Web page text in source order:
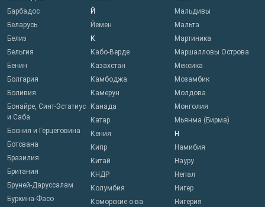
Барбадос
Беларусь
Белиз
Бельгия
Бенин
Болгария
Боливия
Бонайре, Синт-Эстатиус
и Саба
Босния и Герцеговина
Ботсвана
Бразилия
Британия
Бруней-Даруссалам
Буркина-Фасо
Й
Йемен
К
Кабо-Верде
Казахстан
Камбоджа
Камерун
Канада
Катар
Кения
Кипр
Китай
КНДР
Колумбия
Коморские о-ва
Мальдивы
Мальта
Мартиника
Маршалловы Острова
Мексика
Мозамбик
Молдова
Монголия
Мьянма (Бирма)
Н
Намибия
Науру
Непал
Нигер
Нигерия